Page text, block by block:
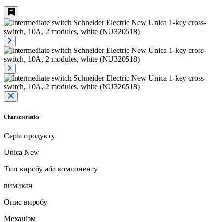
Characteristics
Серія продукту
Unica New
Тип виробу або компоненту
вимикач
Опис виробу
Механізм